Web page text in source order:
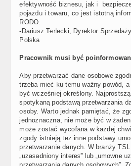
efektywność biznesu, jak i
pojazdu i towaru, co jest istotną
RODO.
-Dariusz Terlecki, Dyrektor
Polska
Pracownik musi być
Aby przetwarzać dane osobowe
trzeba mieć ku temu ważny powód,
być wcześniej określony.
spotykaną podstawą przetwarzania
osoby. Warto jednak pamiętać, że
jednoznaczna, nie może być w
może zostać wycofana w każdej
zgody istnieją też inne podstawy
przetwarzanie danych. W branży
„uzasadniony interes” lub „umowne